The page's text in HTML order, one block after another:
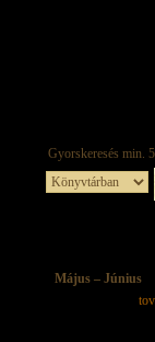
Május – Június